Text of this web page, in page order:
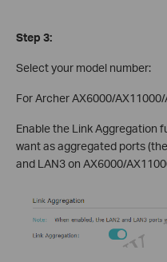
Step 3:
Select your model number:
For Archer AX6000/
Enable the Link Aggregation
want as aggregated ports
and LAN3 on AX6000/